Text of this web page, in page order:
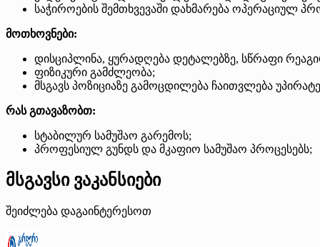
საჭიროების შემთხვევაში დახმარება ოპერაციულ
მოთხოვნები:
დისციპლინა, ყურადღება დეტალებზე, სწრაფი
ფიზიკური გამძლეობა;
მსგავს პოზიციაზე გამოცდილება ჩაითვლება
რას გთავაზობთ:
სტაბილურ სამუშაო გარემოს;
პროფესიულ გუნდს და მკაფიო სამუშაო პროცესებს;
მსგავსი ვაკანსიები
შეიძლება დაგაინტერესოთ